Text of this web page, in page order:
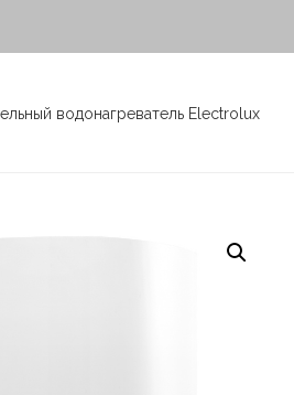
водонагреватель Electrolux